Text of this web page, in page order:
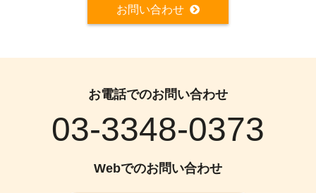
お問い合わせ
お電話でのお問い合わせ
03-3348-0373
Webでのお問い合わせ